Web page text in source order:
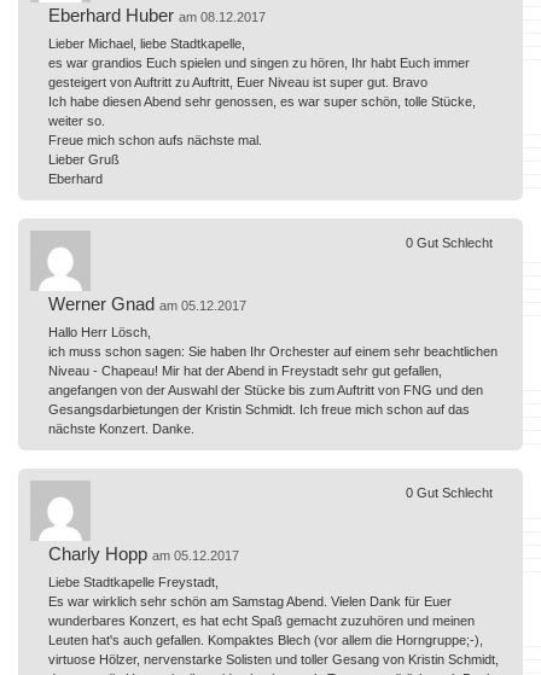
Eberhard Huber am 08.12.2017
Lieber Michael, liebe Stadtkapelle,
es war grandios Euch spielen und singen zu hören, Ihr habt Euch immer
gesteigert von Auftritt zu Auftritt, Euer Niveau ist super gut. Bravo
Ich habe diesen Abend sehr genossen, es war super schön, tolle Stücke,
weiter so.
Freue mich schon aufs nächste mal.
Lieber Gruß
Eberhard
Werner Gnad am 05.12.2017
Hallo Herr Lösch,
ich muss schon sagen: Sie haben Ihr Orchester auf einem sehr beachtlichen
Niveau - Chapeau! Mir hat der Abend in Freystadt sehr gut gefallen,
angefangen von der Auswahl der Stücke bis zum Auftritt von FNG und den
Gesangsdarbietungen der Kristin Schmidt. Ich freue mich schon auf das
nächste Konzert. Danke.
0 Gut Schlecht
Charly Hopp am 05.12.2017
Liebe Stadtkapelle Freystadt,
Es war wirklich sehr schön am Samstag Abend. Vielen Dank für Euer
wunderbares Konzert, es hat echt Spaß gemacht zuzuhören und meinen
Leuten hat's auch gefallen. Kompaktes Blech (vor allem die Horngruppe;-),
virtuose Hölzer, nervenstarke Solisten und toller Gesang von Kristin Schmidt,
0 Gut Schlecht